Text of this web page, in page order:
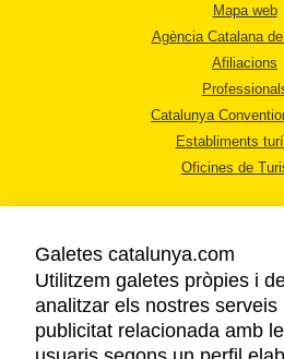
Mapa web
Agència Catalana
Afiliacions
Catalunya
Establiments
Oficines de
AVÍS LEGAL
POLÍTICA DE
Galetes catalunya.com
Utilitzem galetes pròpies i
analitzar els nostres serveis
publicitat relacionada amb